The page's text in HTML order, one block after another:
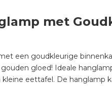
met
een goudkleurige
gloed! Ideale
eettafel. De hanglamp